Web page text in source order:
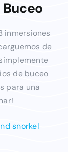
inmersiones
de
de buceo
para una